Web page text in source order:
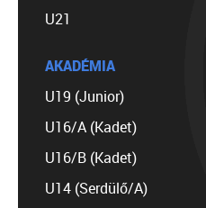
U21
AKADÉMIA
U19 (Junior)
U16/A (Kadet)
U16/B (Kadet)
U14 (Serdülő/A)